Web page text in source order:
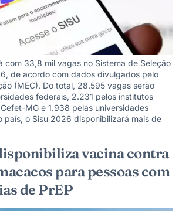
com 33,8 mil vagas no Sistema de Seleção
de acordo com dados divulgados pelo
(MEC). Do total, 28.595 vagas serão
federais, 2.231 pelos institutos
MG e 1.938 pelas universidades
país, o Sisu 2026 disponibilizará mais de
vacina contra
para pessoas com
de PrEP